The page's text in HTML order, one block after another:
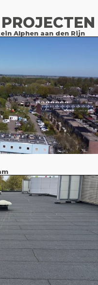
Alphen aan den Rijn